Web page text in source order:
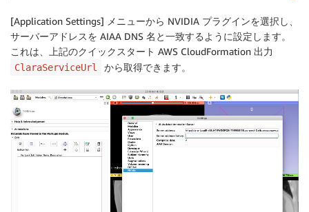
[Application Settings] メニューから NVIDIA プラグインを選択し、
サーバーアドレスを AIAA DNS 名と一致するように設定します。
これは、上記のクイックスタート AWS CloudFormation 出力
ClaraServiceUrl から取得できます。